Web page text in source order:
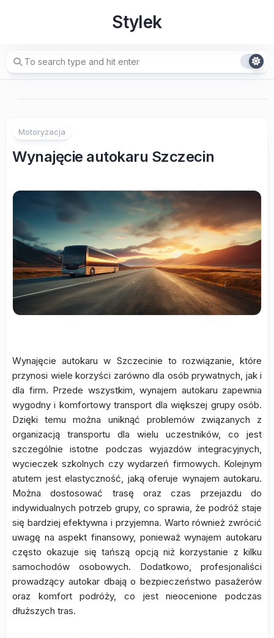
Stylek
Motoryzacja
Wynajęcie autokaru Szczecin
Wynajęcie autokaru w Szczecinie to rozwiązanie, które
przynosi wiele korzyści zarówno dla osób prywatnych, jak i
dla firm. Przede wszystkim, wynajem autokaru zapewnia
wygodny i komfortowy transport dla większej grupy osób.
Dzięki temu można uniknąć problemów związanych z
organizacją transportu dla wielu uczestników, co jest
szczególnie istotne podczas wyjazdów integracyjnych,
wycieczek szkolnych czy wydarzeń firmowych. Kolejnym
atutem jest elastyczność, jaką oferuje wynajem autokaru.
Można dostosować trasę oraz czas przejazdu do
indywidualnych potrzeb grupy, co sprawia, że podróż staje
się bardziej efektywna i przyjemna. Warto również zwrócić
uwagę na aspekt finansowy, ponieważ wynajem autokaru
często okazuje się tańszą opcją niż korzystanie z kilku
samochodów osobowych. Dodatkowo, profesjonaliści
prowadzący autokar dbają o bezpieczeństwo pasażerów
oraz komfort podróży, co jest nieocenione podczas
dłuższych tras.